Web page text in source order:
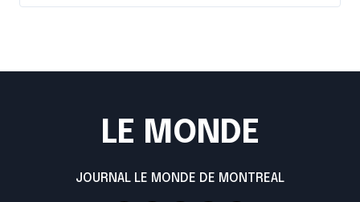
LE MONDE
JOURNAL LE MONDE DE MONTREAL